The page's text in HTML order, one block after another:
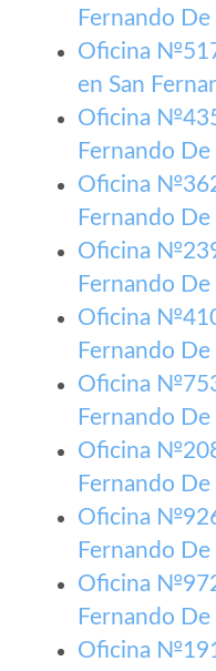
Fernando
Oficina
en San
Oficina
Fernando
Oficina
Fernando
Oficina
Fernando
Oficina
Fernando
Oficina
Fernando
Oficina
Fernando
Oficina
Fernando
Oficina
Fernando
Oficina